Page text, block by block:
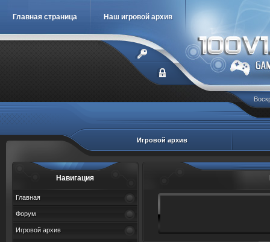
Главная страница Наш игровой архив
Игровой архив
Навигация
Главная
Форум
Игровой архив